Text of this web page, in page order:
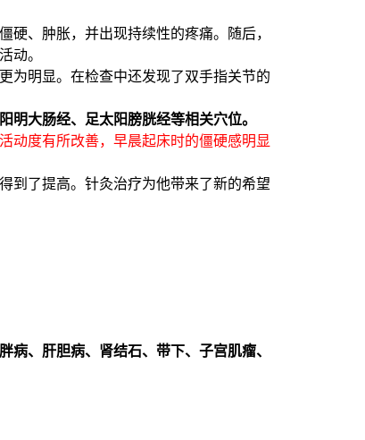
、肿胀，并出现持续性的疼痛。随后，
动。
为明显。在检查中还发现了双手指关节的
大肠经、足太阳膀胱经等相关穴位。
动度有所改善，早晨起床时的僵硬感明显
到了提高。针灸治疗为他带来了新的希望
、肝胆病、肾结石、带下、子宫肌瘤、